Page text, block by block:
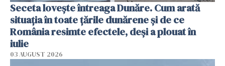
Seceta lovește întreaga Dunăre. Cum arată
situația în toate țările dunărene și de ce
România resimte efectele, deși a plouat în
iulie
03 AUGUST 2026